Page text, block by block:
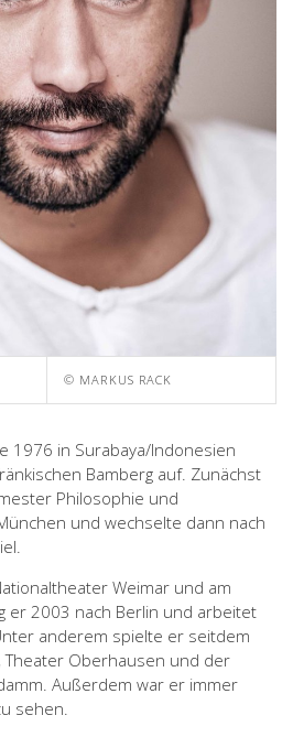
© MARKUS RACK
1976 in Surabaya/Indonesien
Bamberg auf. Zunächst
Philosophie und
und wechselte dann nach
Weimar und am
er 2003 nach Berlin und arbeitet
anderem spielte er seitdem
Theater Oberhausen und der
Außerdem war er immer
sehen.